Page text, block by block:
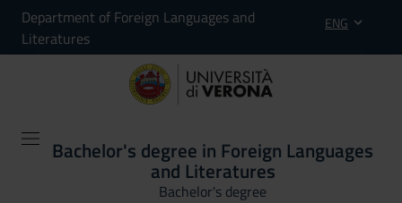
Department of Foreign Languages and
Literatures
ENG
Bachelor's degree in Foreign Languages
and Literatures
Bachelor's degree